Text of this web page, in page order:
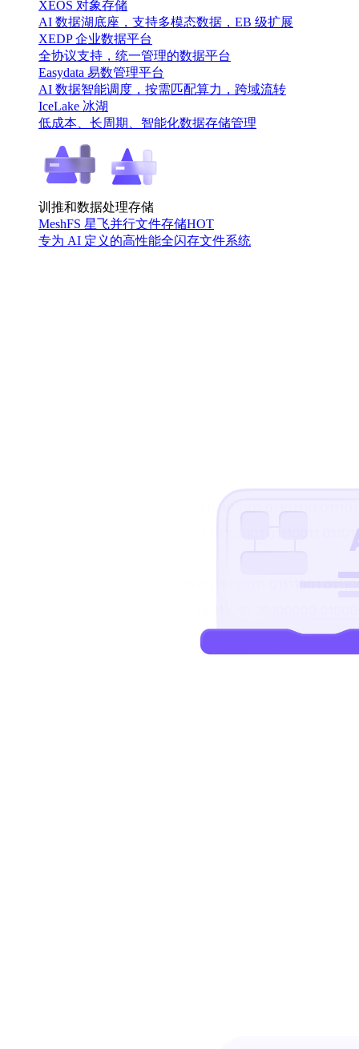
XEOS 对象存储
AI 数据湖底座，支持多模态数据，EB 级扩展
XEDP 企业数据平台
全协议支持，统一管理的数据平台
Easydata 易数管理平台
AI 数据智能调度，按需匹配算力，跨域流转
IceLake 冰湖
低成本、长周期、智能化数据存储管理
训推和数据处理存储
MeshFS 星飞并行文件存储HOT
专为 AI 定义的高性能全闪存文件系统